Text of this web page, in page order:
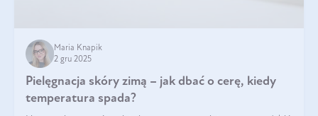
Maria Knapik
2 gru 2025
Pielęgnacja skóry zimą – jak dbać o cerę, kiedy
temperatura spada?